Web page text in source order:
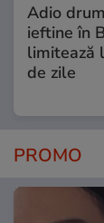
Adio
ieftine în
limitează
de zile
PROMO